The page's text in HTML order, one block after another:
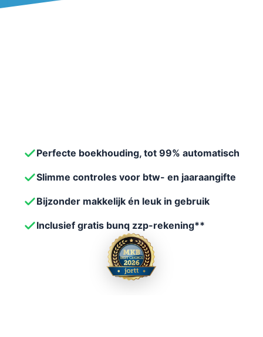
Perfecte boekhouding, tot 99% automatisch
Slimme controles voor btw- en jaaraangifte
Bijzonder makkelijk én leuk in gebruik
Inclusief gratis bunq zzp-rekening**